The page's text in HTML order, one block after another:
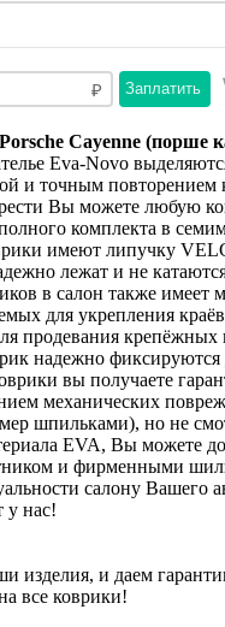
Заплатить
Cayenne (порше
Eva-Novo
и точным повторением
Вы можете любую
комплекта в
имеют липучку
лежат и не
в салон также имеет
для укрепления
продевания крепёжных
надежно фиксируются
вы получаете
механических
шпильками), но не
EVA, Вы можете
и фирменными
салону Вашего
у нас!
изделия, и даем
все коврики!